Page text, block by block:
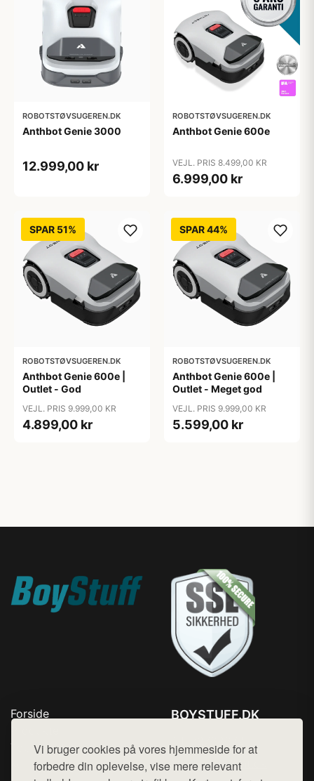
Vi bruger cookies på vores hjemmeside for at
forbedre din oplevelse, vise mere relevant
ROBOTSTØVSUGEREN.DK
Anthbot Genie 3000
12.999,00 kr
ROBOTSTØVSUGEREN.DK
Anthbot Genie 600e
VEJL. PRIS 8.499,00 KR
6.999,00 kr
SPAR 51%
ROBOTSTØVSUGEREN.DK
Anthbot Genie 600e |
Outlet - God
VEJL. PRIS 9.999,00 KR
4.899,00 kr
SPAR 44%
ROBOTSTØVSUGEREN.DK
Anthbot Genie 600e |
Outlet - Meget god
VEJL. PRIS 9.999,00 KR
5.599,00 kr
Forside
Top Rabatter
Kontakt
BOYSTUFF.DK
Mail: hej@want.dk